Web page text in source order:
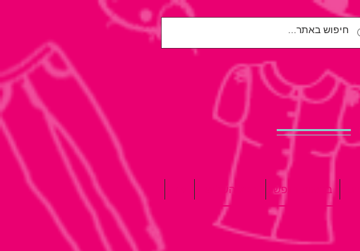
בריאות הנפש הגיל השלישי